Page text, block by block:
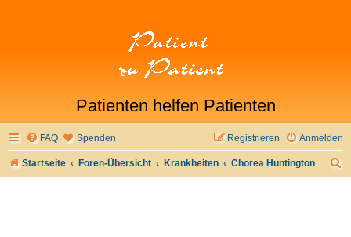
Patienten helfen Patienten
FAQ Spenden Anmelden
Registrieren
Startseite Foren-Übersicht Krankheiten Chorea Huntington